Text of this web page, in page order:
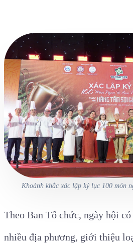
Khoảnh khắc xác lập kỷ lục 100 món
Theo Ban Tổ chức, ngày hội
nhiều địa phương, giới thiệu